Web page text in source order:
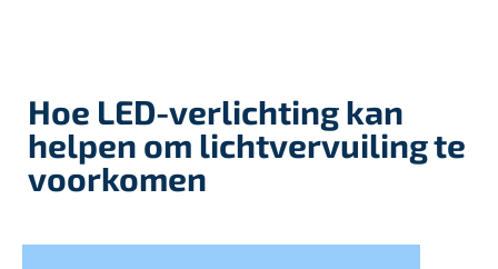
Hoe LED-verlichting kan
helpen om lichtvervuiling te
voorkomen